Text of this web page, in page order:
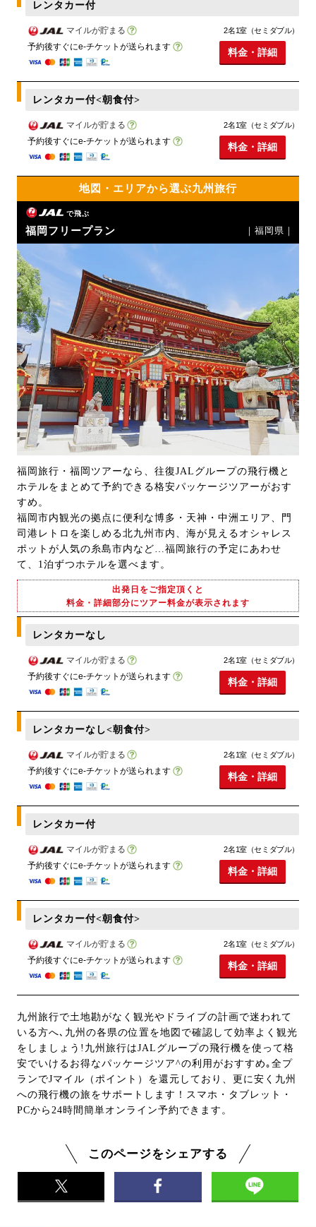
レンタカー付
マイルが貯まる
予約後すぐにe-チケットが送られます
2名1室（セミダブル）
料金・詳細
レンタカー付<朝食付>
マイルが貯まる
予約後すぐにe-チケットが送られます
2名1室（セミダブル）
料金・詳細
地図・エリアから選ぶ九州旅行
で飛ぶ
福岡フリープラン ｜福岡県｜
福岡旅行・福岡ツアーなら、往復JALグループの飛行機と
ホテルをまとめて予約できる格安パッケージツアーがおす
すめ。
福岡市内観光の拠点に便利な博多・天神・中洲エリア、門
司港レトロを楽しめる北九州市内、海が見えるオシャレス
ポットが人気の糸島市内など…福岡旅行の予定にあわせ
て、1泊ずつホテルを選べます。
出発日をご指定頂くと
料金・詳細部分にツアー料金が表示されます
レンタカーなし
マイルが貯まる
予約後すぐにe-チケットが送られます
2名1室（セミダブル）
料金・詳細
レンタカーなし<朝食付>
マイルが貯まる
予約後すぐにe-チケットが送られます
2名1室（セミダブル）
料金・詳細
レンタカー付
マイルが貯まる
予約後すぐにe-チケットが送られます
2名1室（セミダブル）
料金・詳細
レンタカー付<朝食付>
マイルが貯まる
予約後すぐにe-チケットが送られます
2名1室（セミダブル）
料金・詳細
九州旅行で土地勘がなく観光やドライブの計画で迷われて
いる方へ､九州の各県の位置を地図で確認して効率よく観光
をしましょう!九州旅行はJALグループの飛行機を使って格
安でいけるお得なパッケージツア^の利用がおすすめ｡全プ
ランでJマイル（ポイント）を還元しており、更に安く九州
への飛行機の旅をサポートします！スマホ・タブレット・
PCから24時間簡単オンライン予約できます。
このページをシェアする